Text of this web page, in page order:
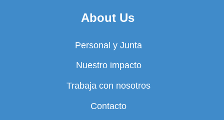
About Us
Personal y Junta
Nuestro impacto
Trabaja con nosotros
Contacto